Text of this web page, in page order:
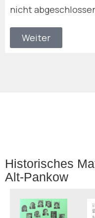
nicht
Weiter
Historisches
Alt-Pankow